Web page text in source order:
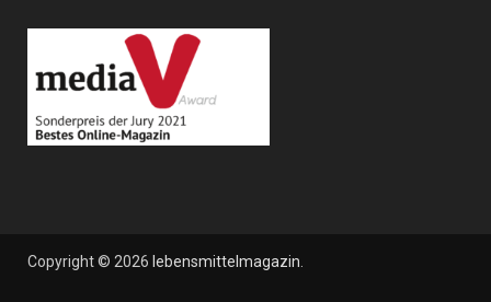
Copyright © 2026 lebensmittelmagazin.